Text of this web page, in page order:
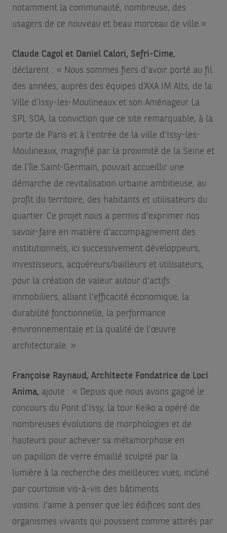
notamment la communauté, nombreuse, des
usagers de ce nouveau et beau morceau de ville.»
Claude Cagol et Daniel Calori, Sefri-Cime,
déclarent : « Nous sommes fiers d’avoir porté au fil
des années, auprès des équipes d’AXA IM Alts, de la
Ville d’Issy-les-Moulineaux et son Aménageur La
SPL SOA, la conviction que ce site remarquable, à la
porte de Paris et à l’entrée de la ville d’Issy-les-
Moulineaux, magnifié par la proximité de la Seine et
de l’île Saint-Germain, pouvait accueillir une
démarche de revitalisation urbaine ambitieuse, au
profit du territoire, des habitants et utilisateurs du
quartier. Ce projet nous a permis d’exprimer nos
savoir-faire en matière d’accompagnement des
institutionnels, ici successivement développeurs,
investisseurs, acquéreurs/bailleurs et utilisateurs,
pour la création de valeur autour d’actifs
immobiliers, alliant l’efficacité économique, la
durabilité fonctionnelle, la performance
environnementale et la qualité de l’œuvre
architecturale. »
Françoise Raynaud, Architecte Fondatrice de Loci
Anima, ajoute : « Depuis que nous avons gagné le
concours du Pont d’Issy, la tour Keïko a opéré de
nombreuses évolutions de morphologies et de
hauteurs pour achever sa métamorphose en
un papillon de verre émaillé sculpté par la
lumière à la recherche des meilleures vues, incliné
par courtoisie vis-à-vis des bâtiments
voisins. J’aime à penser que les édifices sont des
organismes vivants qui poussent comme attirés par